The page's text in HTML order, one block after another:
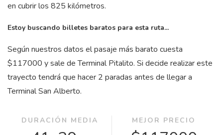
en cubrir los 825 kilómetros.
Estoy buscando billetes baratos para esta ruta...
Según nuestros datos el pasaje más barato cuesta
$117000 y sale de Terminal Pitalito. Si decide realizar este
trayecto tendrá que hacer 2 paradas antes de llegar a
Terminal San Alberto.
DURACIÓN MEDIA MEJOR PRECIO